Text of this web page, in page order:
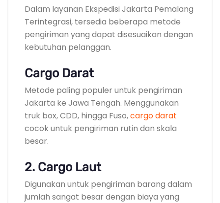
Dalam layanan Ekspedisi Jakarta Pemalang
Terintegrasi, tersedia beberapa metode
pengiriman yang dapat disesuaikan dengan
kebutuhan pelanggan.
Cargo Darat
Metode paling populer untuk pengiriman
Jakarta ke Jawa Tengah. Menggunakan
truk box, CDD, hingga Fuso,cargo darat
cocok untuk pengiriman rutin dan skala
besar.
2. Cargo Laut
Digunakan untuk pengiriman barang dalam
jumlah sangat besar dengan biaya yang